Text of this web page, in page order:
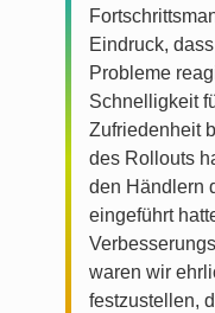
Eindruck,
Probleme
Schnelligkeit
Zufriedenheit
des Rollouts
den Händlern
eingeführt
waren wir
festzustellen,